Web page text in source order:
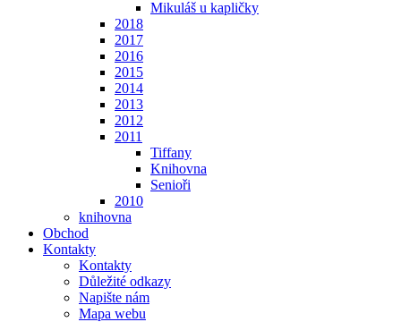
Mikuláš u kapličky
2018
2017
2016
2015
2014
2013
2012
2011
Tiffany
Knihovna
Senioři
2010
knihovna
Obchod
Kontakty
Kontakty
Důležité odkazy
Napište nám
Mapa webu